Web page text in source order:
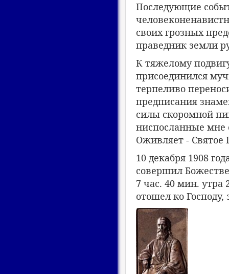
Последующие
своих грозных
праведник земли
К тяжелому
присоединился
терпеливо
предписания
силы скоромной
ниспосланные мне
Оживляет -
10 декабря 1908
совершил
7 час. 40 мин. утра
отошел ко